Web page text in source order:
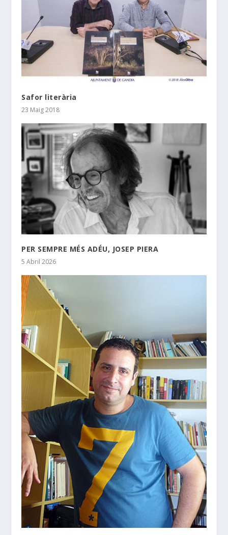
Safor literària
23 Maig 2018
PER SEMPRE MÉS ADÉU, JOSEP PIERA
5 Abril 2026